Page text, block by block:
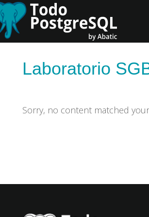
Laboratorio
Sorry, no content matched